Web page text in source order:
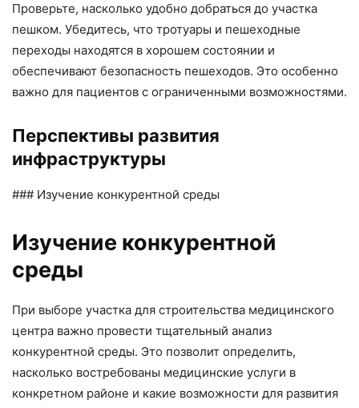
Проверьте, насколько удобно добраться до участка
пешком. Убедитесь, что тротуары и пешеходные
переходы находятся в хорошем состоянии и
обеспечивают безопасность пешеходов. Это особенно
важно для пациентов с ограниченными возможностями.
Перспективы развития
инфраструктуры
### Изучение конкурентной среды
Изучение конкурентной
среды
При выборе участка для строительства медицинского
центра важно провести тщательный анализ
конкурентной среды. Это позволит определить,
насколько востребованы медицинские услуги в
конкретном районе и какие возможности для развития